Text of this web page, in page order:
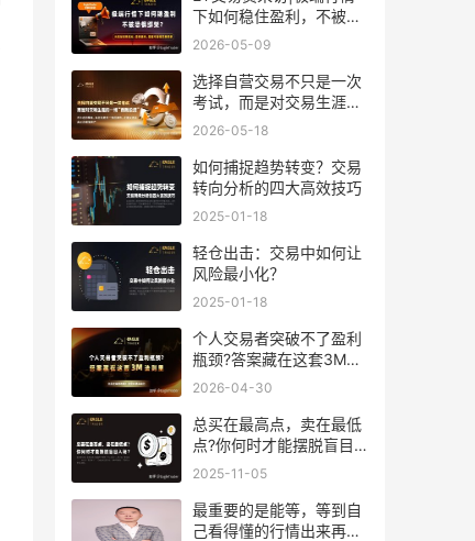
下如何稳住盈利，不被恐
惧绑架
2026-05-09
选择自营交易不只是一次
考试，而是对交易生涯的
一场“自我投资”
2026-05-18
如何捕捉趋势转变？交易
转向分析的四大高效技巧
2025-01-18
轻仓出击：交易中如何让
风险最小化？
2025-01-18
个人交易者突破不了盈利
瓶颈?答案藏在这套3M法
则里
2026-04-30
总买在最高点，卖在最低
点?你何时才能摆脱盲目
入场
2025-11-05
最重要的是能等，等到自
己看得懂的行情出来再交